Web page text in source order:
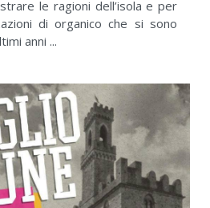
le ragioni dell’isola e per
di organico che si sono
anni ...